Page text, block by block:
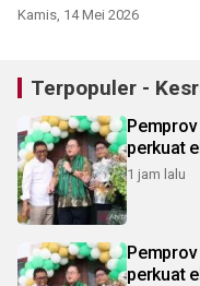
Kamis, 14 Mei 2026
Terpopuler -
perkuat
1 jam lalu
perkuat